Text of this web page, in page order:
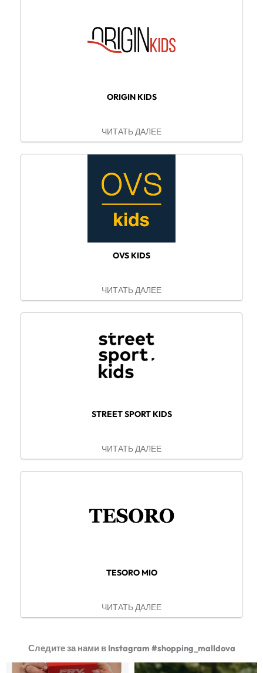
ORIGIN KIDS
ЧИТАТЬ ДАЛЕЕ
OVS KIDS
ЧИТАТЬ ДАЛЕЕ
STREET SPORT KIDS
ЧИТАТЬ ДАЛЕЕ
TESORO MIO
ЧИТАТЬ ДАЛЕЕ
Следите за нами в Instagram #shopping_malldova